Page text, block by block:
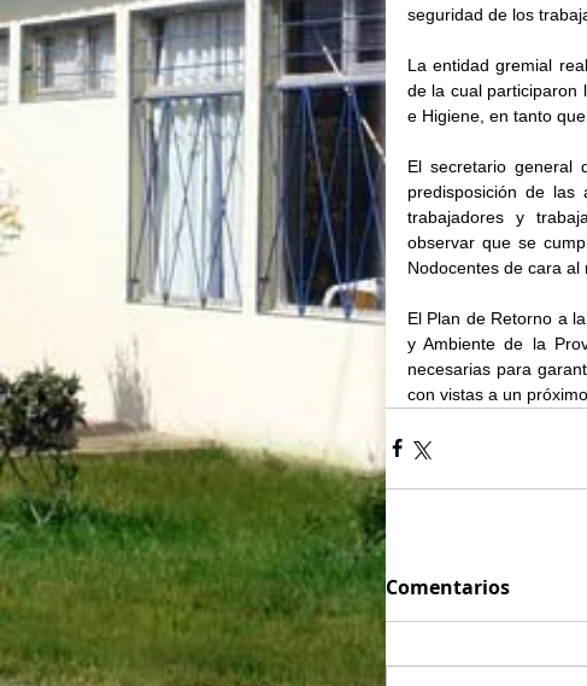
seguridad de los
La entidad gremial
de la cual participaron
e Higiene, en tanto
El secretario general
predisposición de las
trabajadores y
observar que se
Nodocentes de cara al
El Plan de Retorno a
y Ambiente de la
necesarias para
con vistas a un
Comentarios